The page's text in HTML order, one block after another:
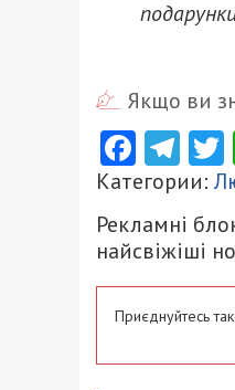
Якщо ви
Категории:
Рекламні
найсвіжіші
Приєднуйтесь